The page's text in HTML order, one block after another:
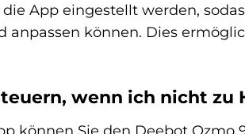
App eingestellt werden,
anpassen können. Dies
wenn ich nicht zu
können Sie den Deebot